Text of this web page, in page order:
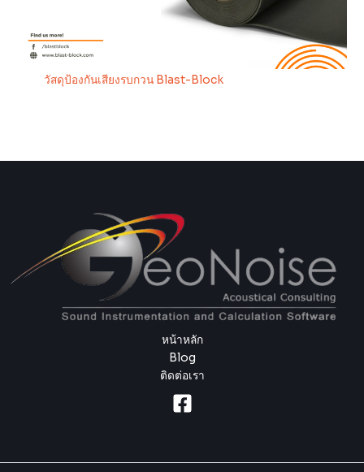
วัสดุป้องกันเสียงรบกวน Blast-Block
หน้าหลัก
Blog
ติดต่อเรา